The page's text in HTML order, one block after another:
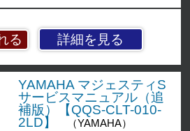
詳細を見る
YAMAHA マジェスティS
サービスマニュアル（追
補版）【QQS-CLT-010-
2LD】
（YAMAHA）